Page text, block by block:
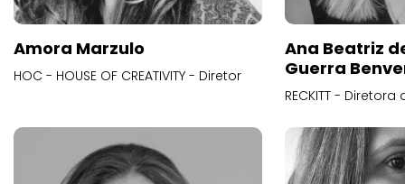
Amora Marzulo
HOC - HOUSE OF CREATIVITY - Diretor
Ana Beatriz
Guerra
RECKITT -